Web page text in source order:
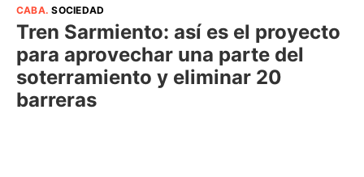
CABA.SOCIEDAD
Tren Sarmiento: así es el proyecto
para aprovechar una parte del
soterramiento y eliminar 20
barreras